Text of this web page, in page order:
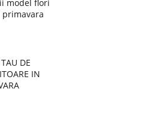
model flori
DE
IN